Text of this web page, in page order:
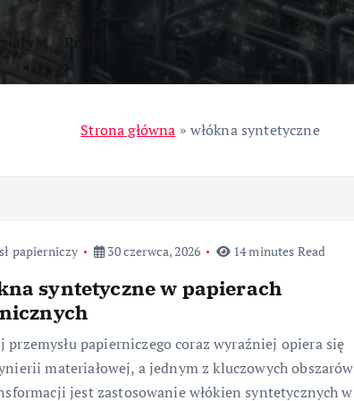
Przemysł
Strona główna » włókna syntetyczne
papierniczy 30 czerwca, 2026 14 minutes Read
syntetyczne w papierach
przemysłu papierniczego coraz wyraźniej opiera się
materiałowej, a jednym z kluczowych obszarów
jest zastosowanie włókien syntetycznych w